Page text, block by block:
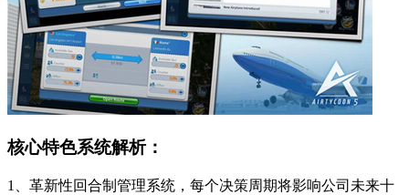
核心特色系统解析：
1、革新性回合制管理系统，每个决策周期将影响公司未来十